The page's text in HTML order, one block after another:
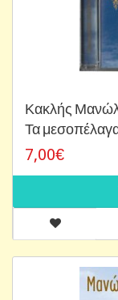
Κακλής
Τα
7,00€